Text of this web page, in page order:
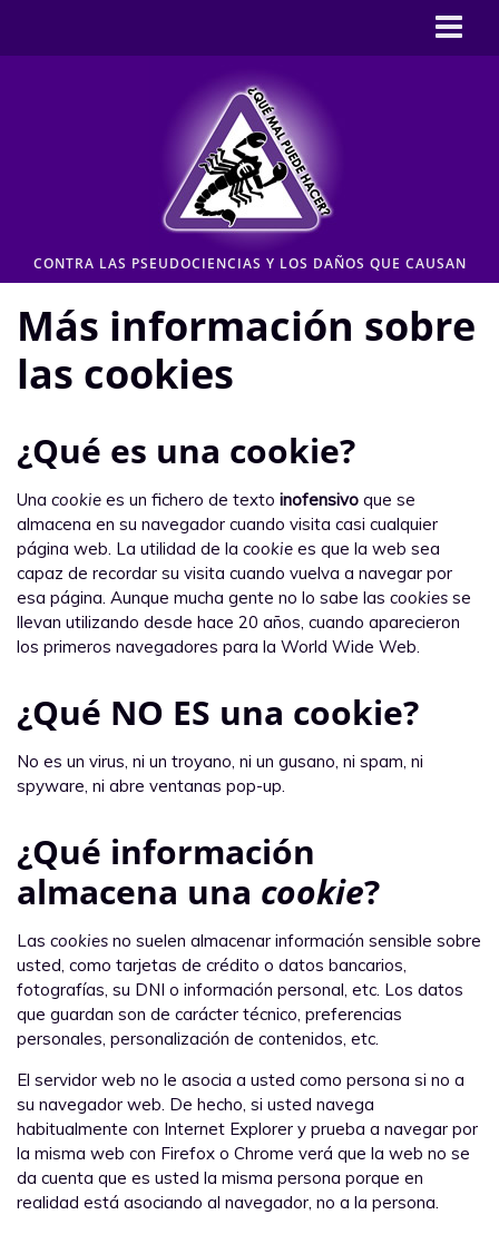
Pseudociencia en medios
Pseudociencia institucional
CONTACTO
Moderación de comentarios
Aviso legal y Política de privacidad
CONTRA LAS PSEUDOCIENCIAS Y LOS DAÑOS QUE CAUSAN
Más información sobre
las cookies
¿Qué es una cookie?
Una cookie es un fichero de texto inofensivo que se
almacena en su navegador cuando visita casi cualquier
página web. La utilidad de la cookie es que la web sea
capaz de recordar su visita cuando vuelva a navegar por
esa página. Aunque mucha gente no lo sabe las cookies se
llevan utilizando desde hace 20 años, cuando aparecieron
los primeros navegadores para la World Wide Web.
¿Qué NO ES una cookie?
No es un virus, ni un troyano, ni un gusano, ni spam, ni
spyware, ni abre ventanas pop-up.
¿Qué información
almacena una cookie?
Las cookies no suelen almacenar información sensible sobre
usted, como tarjetas de crédito o datos bancarios,
fotografías, su DNI o información personal, etc. Los datos
que guardan son de carácter técnico, preferencias
personales, personalización de contenidos, etc.
El servidor web no le asocia a usted como persona si no a
su navegador web. De hecho, si usted navega
habitualmente con Internet Explorer y prueba a navegar por
la misma web con Firefox o Chrome verá que la web no se
da cuenta que es usted la misma persona porque en
realidad está asociando al navegador, no a la persona.